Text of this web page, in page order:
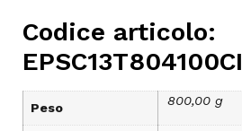
Codice articolo:
EPSC13T804100CI
Peso 800,00 g